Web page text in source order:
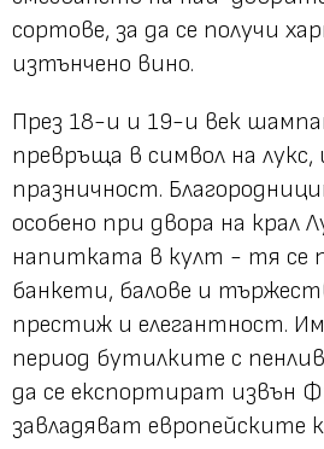
сортове, за да се получи
изтънчено вино.
През 18-и и 19-и век
превръща в символ на
празничност.
особено при двора на крал
напитката в култ - тя се
банкети, балове и
престиж и елегантност.
период бутилките с
да се експортират извън
завладяват европейските